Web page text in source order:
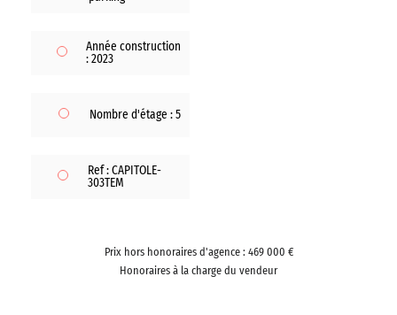
Année construction
: 2023
Nombre d'étage : 5
Ref : CAPITOLE-
303TEM
Prix hors honoraires d'agence : 469 000 €
Honoraires à la charge du vendeur